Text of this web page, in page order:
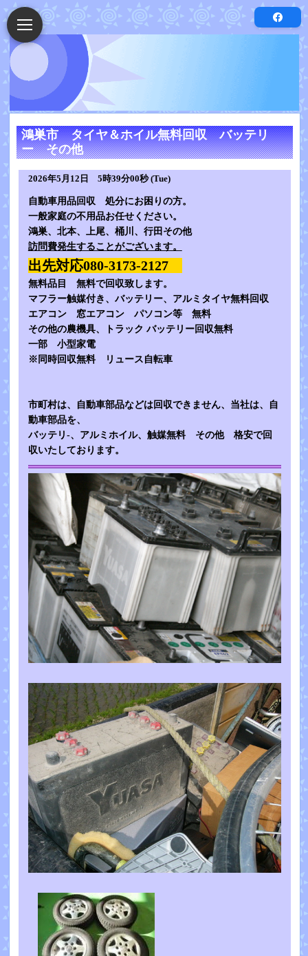
鴻巣市 タイヤ＆ホイル無料回収 バッテリ
ー その他
2026年5月12日 5時39分00秒 (Tue)
自動車用品回収 処分にお困りの方。
一般家庭の不用品お任せください。
鴻巣、北本、上尾、桶川、行田その他
訪問費発生することがございます。
出先対応080-3173-2127
無料品目 無料で回収致します。
マフラー触媒付き、バッテリー、アルミタイヤ無料回収
エアコン 窓エアコン パソコン等 無料
その他の農機具、トラック バッテリー回収無料
一部 小型家電
※同時回収無料 リュース自転車
市町村は、自動車部品などは回収できません、当社は、自
動車部品を、
バッテリ-、アルミホイル、触媒無料 その他 格安で回
収いたしております。